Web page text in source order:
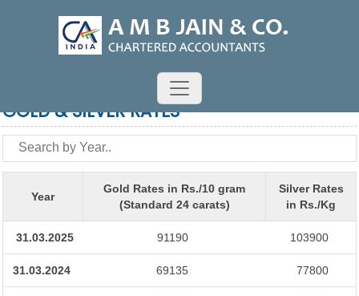
GOLD & SILVER RATES
Year
Gold Rates in Rs./10 gram
(Standard 24 carats)
Silver Rates
in Rs./Kg
31.03.2025 91190 103900
31.03.2024 69135 77800